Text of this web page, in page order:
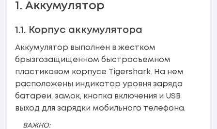
1. Аккумулятор
1.1. Корпус аккумулятора
Аккумулятор выполнен в жестком
брызгозащищенном быстросъемном
пластиковом корпусе Tigershark. На нем
расположены индикатор уровня заряда
батареи, замок, кнопка включения и USB
выход для зарядки мобильного телефона.
ВАЖНО: